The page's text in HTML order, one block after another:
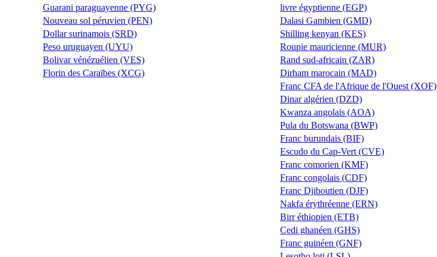
Guarani paraguayenne (PYG)
Nouveau sol péruvien (PEN)
Dollar surinamois (SRD)
Peso uruguayen (UYU)
Bolivar vénézuélien (VES)
Florin des Caraïbes (XCG)
livre égyptienne (EGP)
Dalasi Gambien (GMD)
Shilling kenyan (KES)
Roupie mauricienne (MUR)
Rand sud-africain (ZAR)
Dirham marocain (MAD)
Franc CFA de l'Afrique de l'Ouest (XOF)
Dinar algérien (DZD)
Kwanza angolais (AOA)
Pula du Botswana (BWP)
Franc burundais (BIF)
Escudo du Cap-Vert (CVE)
Franc comorien (KMF)
Franc congolais (CDF)
Franc Djiboutien (DJF)
Nakfa érythréenne (ERN)
Birr éthiopien (ETB)
Cedi ghanéen (GHS)
Franc guinéen (GNF)